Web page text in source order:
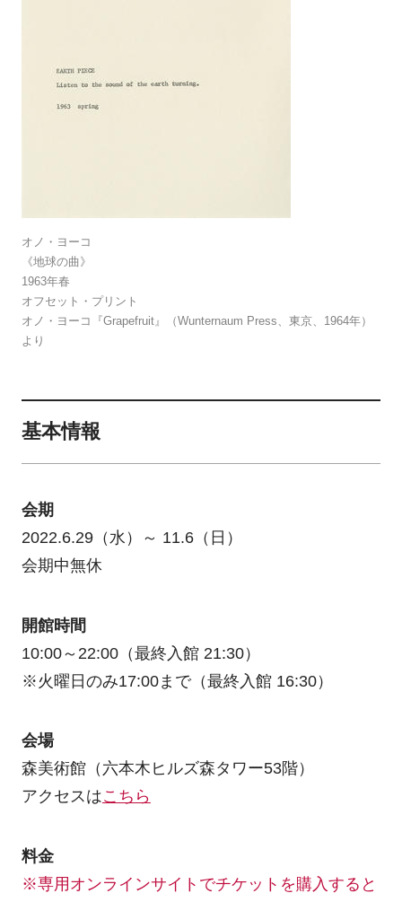
オノ・ヨーコ
《地球の曲》
1963年春
オフセット・プリント
オノ・ヨーコ『Grapefruit』（Wunternaum Press、東京、1964年）
より
基本情報
会期
2022.6.29（水）～ 11.6（日）
会期中無休
開館時間
10:00～22:00（最終入館 21:30）
※火曜日のみ17:00まで（最終入館 16:30）
会場
森美術館（六本木ヒルズ森タワー53階）
アクセスはこちら
料金
※専用オンラインサイトでチケットを購入すると